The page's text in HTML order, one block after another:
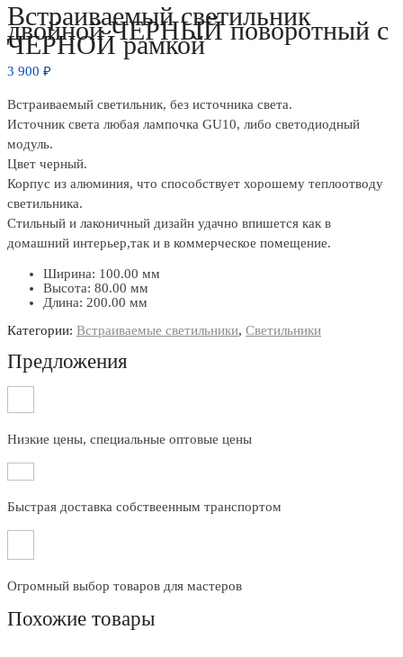
Встраиваемый светильник
двойной ЧЕРНЫЙ поворотный с
ЧЕРНОЙ рамкой
3 900 ₽
Встраиваемый светильник, без источника света.
Источник света любая лампочка GU10, либо светодиодный
модуль.
Цвет черный.
Корпус из алюминия, что способствует хорошему теплоотводу
светильника.
Стильный и лаконичный дизайн удачно впишется как в
домашний интерьер,так и в коммерческое помещение.
Ширина: 100.00 мм
Высота: 80.00 мм
Длина: 200.00 мм
Категории: Встраиваемые светильники, Светильники
Предложения
Низкие цены, специальные оптовые цены
Быстрая доставка собствеенным транспортом
Огромный выбор товаров для мастеров
Похожие товары